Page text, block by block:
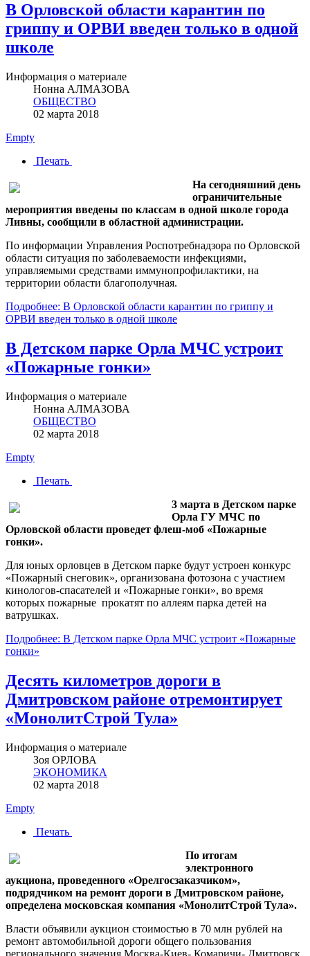
В Орловской области карантин по
гриппу и ОРВИ введен только в одной
школе
Информация о материале
Нонна АЛМАЗОВА
ОБЩЕСТВО
02 марта 2018
Empty
Печать
На сегодняшний день
ограничительные
мероприятия введены по классам в одной школе города
Ливны, сообщили в областной администрации.
По информации Управления Роспотребнадзора по Орловской
области ситуация по заболеваемости инфекциями,
управляемыми средствами иммунопрофилактики, на
территории области благополучная.
Подробнее: В Орловской области карантин по гриппу и
ОРВИ введен только в одной школе
В Детском парке Орла МЧС устроит
«Пожарные гонки»
Информация о материале
Нонна АЛМАЗОВА
ОБЩЕСТВО
02 марта 2018
Empty
Печать
3 марта в Детском парке
Орла ГУ МЧС по
Орловской области проведет флеш-моб «Пожарные
гонки».
Для юных орловцев в Детском парке будут устроен конкурс
«Пожарный снеговик», организована фотозона с участием
кинологов-спасателей и «Пожарные гонки», во время
которых пожарные прокатят по аллеям парка детей на
ватрушках.
Подробнее: В Детском парке Орла МЧС устроит «Пожарные
гонки»
Десять километров дороги в
Дмитровском районе отремонтирует
«МонолитСтрой Тула»
Информация о материале
Зоя ОРЛОВА
ЭКОНОМИКА
02 марта 2018
Empty
Печать
По итогам
электронного
аукциона, проведенного «Орелгосзаказчиком»,
подрядчиком на ремонт дороги в Дмитровском районе,
определена московская компания «МонолитСтрой Тула».
Власти объявили аукцион стоимостью в 70 млн рублей на
ремонт автомобильной дороги общего пользования
регионального значения Москва-Киев- Комаричи- Дмитровск